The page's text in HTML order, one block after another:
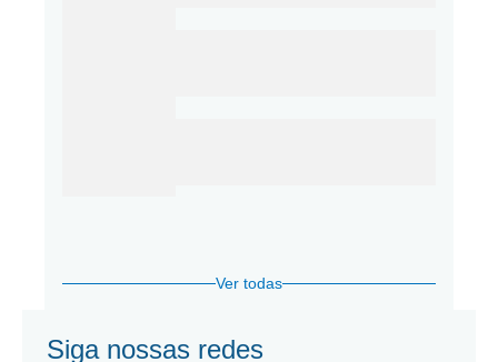
Ver todas
Siga nossas redes